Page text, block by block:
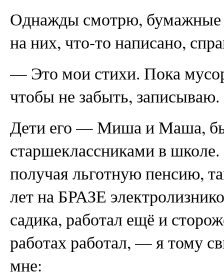
Однажды смотрю, бумажные
на них, что-то написано,
— Это мои стихи. Пока
чтобы не забыть, записываю.
Дети его — Миша и Маша,
старшеклассниками в
получая льготную пенсию,
лет на БРАЗЕ
садика, работал ещё и
работах работал, — я тому
мне: